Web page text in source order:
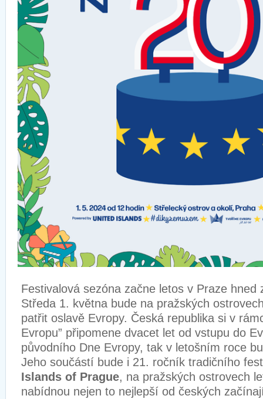
Festivalová sezóna začne letos v Praze hned
Středa 1. května bude na pražských
patřit oslavě Evropy. Česká republika si v
Evropu” připomene dvacet let od vstupu do
původního Dne Evropy, tak v letošním roce
Jeho součástí bude i 21. ročník tradičního
Islands of Prague, na pražských ostrovech
nabídnou nejen to nejlepší od českých